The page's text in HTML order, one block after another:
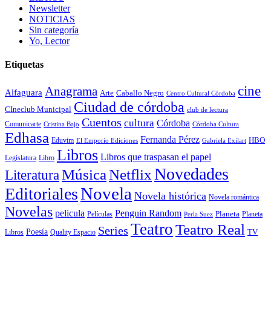
Newsletter
NOTICIAS
Sin categoría
Yo, Lector
Etiquetas
Alfaguara Anagrama Arte Caballo Negro Centro Cultural Córdoba cine
CIneclub Municipal Ciudad de córdoba club de lectura
Comunicarte Cristina Bajo Cuentos cultura Córdoba Córdoba Cultura
Edhasa Eduvim El Emporio Ediciones Fernanda Pérez Gabriela Exilart HBO
Legislatura Libro Libros Libros que traspasan el papel
LiteraturaMúsicaNetflixNovedades
EditorialesNovela Novela histórica Novela romántica
Novelas pelicula Películas Penguin Random Perla Suez Planeta Planeta
Libros Poesía Quality Espacio Series TeatroTeatro Real TV